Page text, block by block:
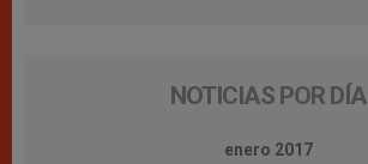
NOTICIAS POR DÍA
enero 2017